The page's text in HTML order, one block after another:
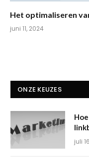
Het optimaliseren
juni 11, 2024
ONZE KEUZES
juli